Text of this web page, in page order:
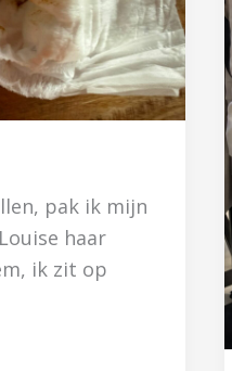
pak ik mijn
haar
ik zit op